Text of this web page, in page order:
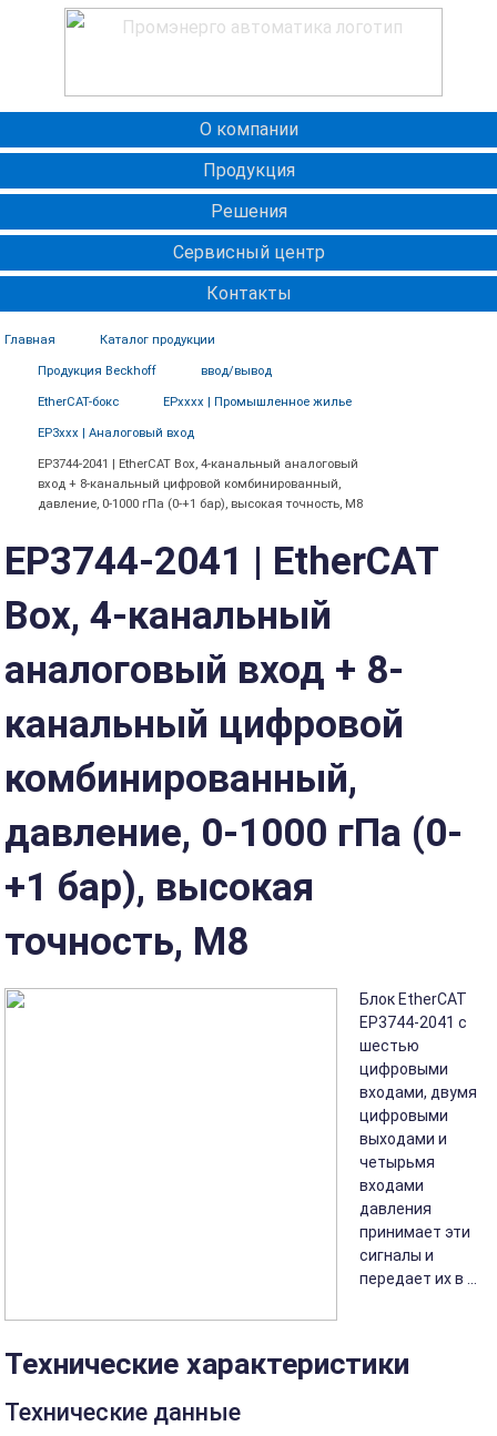
О компании
Продукция
Решения
Сервисный центр
Контакты
Главная Каталог продукции
Продукция Beckhoff ввод/вывод
EtherCAT-бокс EPxxxx | Промышленное жилье
EP3xxx | Аналоговый вход
EP3744-2041 | EtherCAT Box, 4-канальный аналоговый
вход + 8-канальный цифровой комбинированный,
давление, 0-1000 гПа (0-+1 бар), высокая точность, M8
EP3744-2041 | EtherCAT
Box, 4-канальный
аналоговый вход + 8-
канальный цифровой
комбинированный,
давление, 0-1000 гПа (0-
+1 бар), высокая
точность, M8
Блок EtherCAT
EP3744-2041 с
шестью
цифровыми
входами, двумя
цифровыми
выходами и
четырьмя
входами
давления
принимает эти
сигналы и
передает их в ...
Технические характеристики
Технические данные